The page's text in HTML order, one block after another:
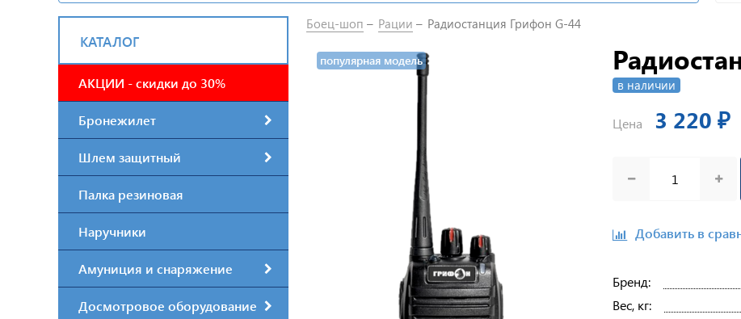
КАТАЛОГ
АКЦИИ - скидки до 30%
Бронежилет
Шлем защитный
Палка резиновая
Наручники
Амуниция и снаряжение
Досмотровое оборудование
Боец-шоп Рации Радиостанция Грифон G-44
популярная модель
в наличии
Цена 3 220 ₽
Добавить в
Бренд:
Вес, кг: